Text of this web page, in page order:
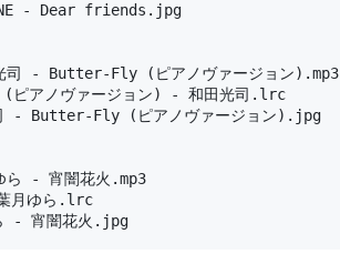
- Dear friends.jpg
- Butter-Fly (ピアノヴァージョン).mp3
アノヴァージョン) - 和田光司.lrc
Butter-Fly (ピアノヴァージョン).jpg
- 宵闇花火.mp3
月ゆら.lrc